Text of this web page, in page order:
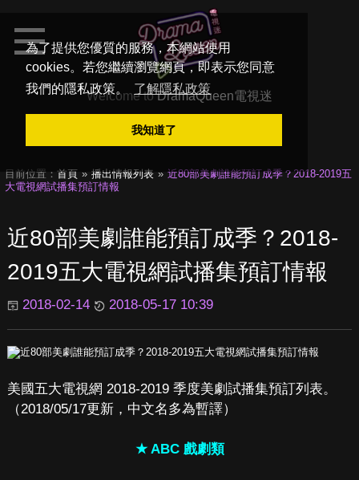
為了提供您優質的服務，本網站使用
cookies。若您繼續瀏覽網頁，即表示您同意
我們的隱私政策。
了解隱私政策
我知道了
Welcome toDramaQueen電視迷
目前位置： 首頁 播出情報列表
近80部美劇誰能預訂成季？2018-2019五
大電視網試播集預訂情報
近80部美劇誰能預訂成季？2018-
2019五大電視網試播集預訂情報
2018-02-14 2018-05-17 10:39
美國五大電視網 2018-2019 季度美劇試播集預訂列表。
（2018/05/17更新，中文名多為暫譯）
★ ABC 戲劇類